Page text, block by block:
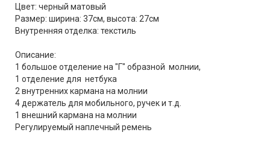
Цвет: черный матовый
Размер: ширина: 37см, высота: 27см
Внутренняя отделка: текстиль
Описание:
1 большое отделение на "Г" образной молнии,
1 отделение для нетбука
2 внутренних кармана на молнии
4 держатель для мобильного, ручек и т.д.
1 внешний кармана на молнии
Регулируемый наплечный ремень